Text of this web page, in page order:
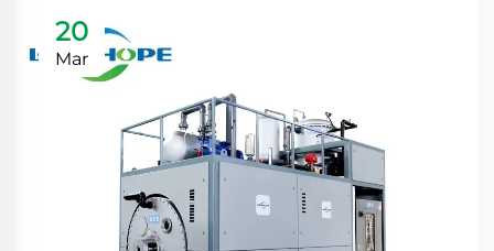
20
Mar